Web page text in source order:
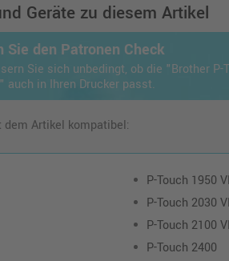
Geräte zu diesem Artikel
Sie den Patronen Check
Sie sich unbedingt, ob die "Brother
auch in Ihren Drucker passt.
Artikel kompatibel:
P-Touch 1950
P-Touch 2030
P-Touch 2100
P-Touch 2400